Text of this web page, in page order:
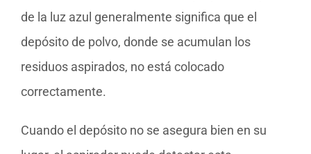
de la luz azul generalmente significa que el
depósito de polvo, donde se acumulan los
residuos aspirados, no está colocado
correctamente.
Cuando el depósito no se asegura bien en su